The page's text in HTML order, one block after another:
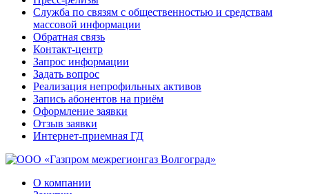
Служба по связям с общественностью и средствам
массовой информации
Обратная связь
Контакт-центр
Запрос информации
Задать вопрос
Реализация непрофильных активов
Запись абонентов на приём
Оформление заявки
Отзыв заявки
Интернет-приемная ГД
О компании